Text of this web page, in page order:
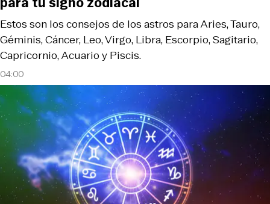
04:00
Estos son los consejos de los astros para Aries, Tauro,
Géminis, Cáncer, Leo, Virgo, Libra, Escorpio, Sagitario,
Capricornio, Acuario y Piscis.